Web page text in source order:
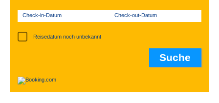
Check-in-Datum Check-out-Datum
Reisedatum noch unbekannt